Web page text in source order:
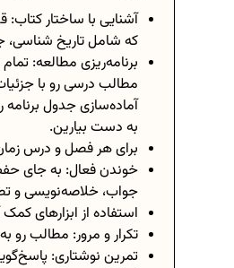
آشنایی با ساختار
که شامل تاریخ شناسی،
برنامه‌ریزی مطالعه:
مطالب درسی رو با
آماده‌سازی جدول
به دست بیارین.
برای هر فصل و درس
خوندن فعال: به جای
جواب، خلاصه‌نویسی و
استفاده از ابزارهای
تکرار و مرور: مطالب رو
تمرین نوشتاری: